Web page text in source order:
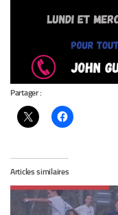
Partager :
Articles similaires